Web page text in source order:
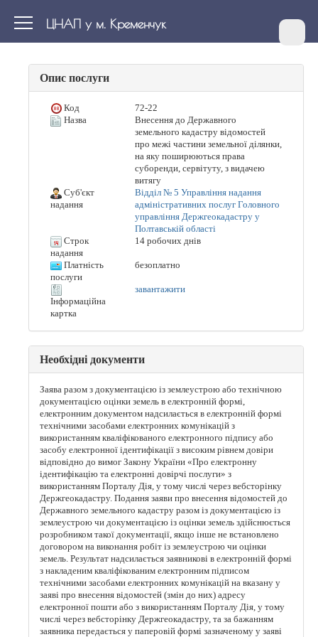
ЦНАП у м. Кременчук
Опис послуги
Код
72-22
Назва
Внесення до Державного
земельного кадастру відомостей
про межі частини земельної ділянки,
на яку поширюються права
суборенди, сервітуту, з видачею
витягу
Суб'єкт
надання
Відділ № 5 Управління надання
адміністративних послуг Головного
управління Держгеокадастру у
Полтавській області
Строк
надання
14 робочих днів
Платність
послуги
безоплатно
Інформаційна
картка
завантажити
Необхідні документи
Заява разом з документацією із землеустрою або технічною
документацією оцінки земель в електронній формі,
електронним документом надсилається в електронній формі
технічними засобами електронних комунікацій з
використанням кваліфікованого електронного підпису або
засобу електронної ідентифікації з високим рівнем довіри
відповідно до вимог Закону України «Про електронну
ідентифікацію та електронні довірчі послуги» з
використанням Порталу Дія, у тому числі через вебсторінку
Держгеокадастру. Подання заяви про внесення відомостей до
Державного земельного кадастру разом із документацією із
землеустрою чи документацією із оцінки земель здійснюється
розробником такої документації, якщо інше не встановлено
договором на виконання робіт із землеустрою чи оцінки
земель. Результат надсилається заявникові в електронній формі
з накладеним кваліфікованим електронним підписом
технічними засобами електронних комунікацій на вказану у
заяві про внесення відомостей (змін до них) адресу
електронної пошти або з використанням Порталу Дія, у тому
числі через вебсторінку Держгеокадастру, та за бажанням
заявника передається у паперовій формі зазначеному у заяві